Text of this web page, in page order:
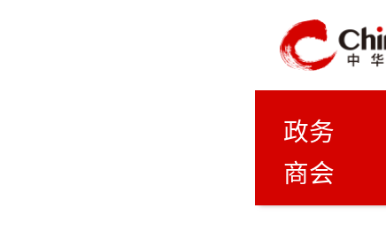
政务
商会